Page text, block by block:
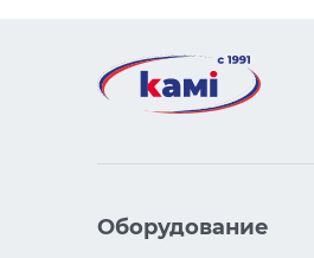
Оборудование